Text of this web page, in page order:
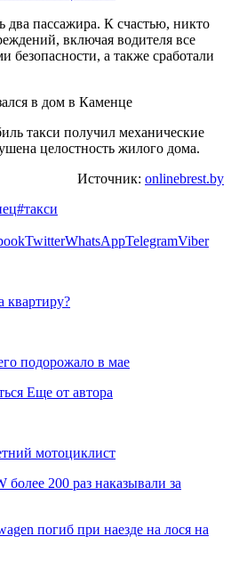
два пассажира. К счастью, никто
включая водителя все
безопасности, а также сработали
такси получил механические
целостность жилого дома.
Источник: onlinebrest.by
#такси
TwitterWhatsAppTelegramViber
квартиру?
подорожало в мае
Еще от автора
мотоциклист
200 раз наказывали за
погиб при наезде на лося на